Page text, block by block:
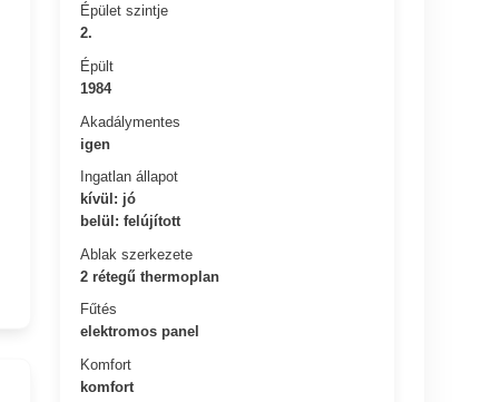
Épület szintje
2.
Épült
1984
Akadálymentes
igen
Ingatlan állapot
kívül: jó
belül: felújított
Ablak szerkezete
2 rétegű thermoplan
Fűtés
elektromos panel
Komfort
komfort